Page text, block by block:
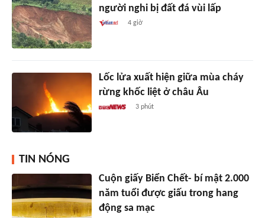
người nghi bị đất đá vùi lấp
4 giờ
Lốc lửa xuất hiện giữa mùa cháy
rừng khốc liệt ở châu Âu
3 phút
TIN NÓNG
Cuộn giấy Biển Chết- bí mật 2.000
năm tuổi được giấu trong hang
động sa mạc